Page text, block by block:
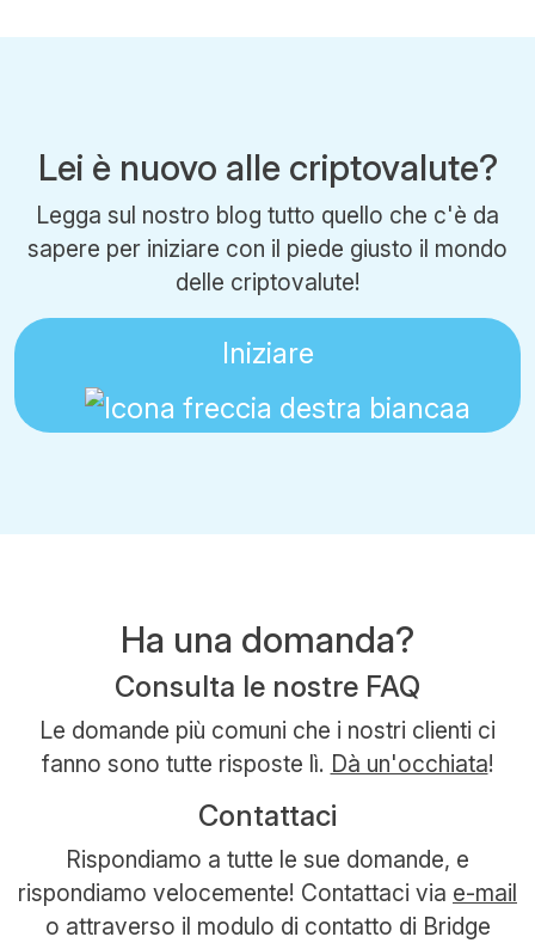
Lei è nuovo alle criptovalute?
Legga sul nostro blog tutto quello che c'è da
sapere per iniziare con il piede giusto il mondo
delle criptovalute!
Iniziare
Ha una domanda?
Consulta le nostre FAQ
Le domande più comuni che i nostri clienti ci
fanno sono tutte risposte lì. Dà un'occhiata!
Contattaci
Rispondiamo a tutte le sue domande, e
rispondiamo velocemente! Contattaci via e-mail
o attraverso il modulo di contatto di Bridge